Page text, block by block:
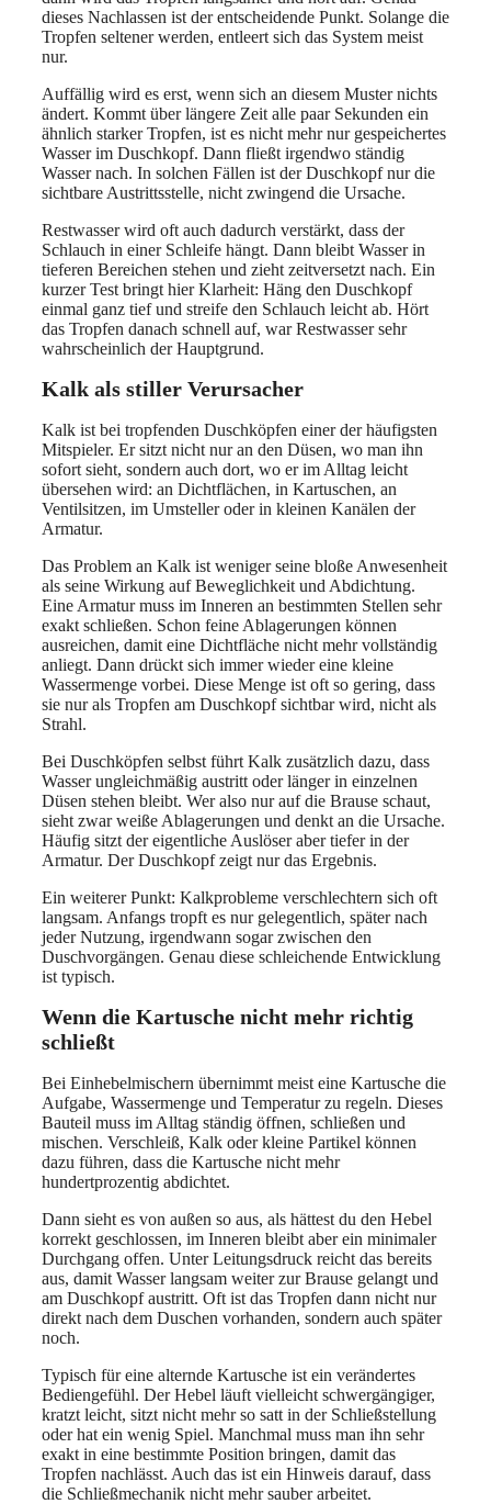
dieses Nachlassen ist der entscheidende Punkt. Solange die
Tropfen seltener werden, entleert sich das System meist
nur.
Auffällig wird es erst, wenn sich an diesem Muster nichts
ändert. Kommt über längere Zeit alle paar Sekunden ein
ähnlich starker Tropfen, ist es nicht mehr nur gespeichertes
Wasser im Duschkopf. Dann fließt irgendwo ständig
Wasser nach. In solchen Fällen ist der Duschkopf nur die
sichtbare Austrittsstelle, nicht zwingend die Ursache.
Restwasser wird oft auch dadurch verstärkt, dass der
Schlauch in einer Schleife hängt. Dann bleibt Wasser in
tieferen Bereichen stehen und zieht zeitversetzt nach. Ein
kurzer Test bringt hier Klarheit: Häng den Duschkopf
einmal ganz tief und streife den Schlauch leicht ab. Hört
das Tropfen danach schnell auf, war Restwasser sehr
wahrscheinlich der Hauptgrund.
Kalk als stiller Verursacher
Kalk ist bei tropfenden Duschköpfen einer der häufigsten
Mitspieler. Er sitzt nicht nur an den Düsen, wo man ihn
sofort sieht, sondern auch dort, wo er im Alltag leicht
übersehen wird: an Dichtflächen, in Kartuschen, an
Ventilsitzen, im Umsteller oder in kleinen Kanälen der
Armatur.
Das Problem an Kalk ist weniger seine bloße Anwesenheit
als seine Wirkung auf Beweglichkeit und Abdichtung.
Eine Armatur muss im Inneren an bestimmten Stellen sehr
exakt schließen. Schon feine Ablagerungen können
ausreichen, damit eine Dichtfläche nicht mehr vollständig
anliegt. Dann drückt sich immer wieder eine kleine
Wassermenge vorbei. Diese Menge ist oft so gering, dass
sie nur als Tropfen am Duschkopf sichtbar wird, nicht als
Strahl.
Bei Duschköpfen selbst führt Kalk zusätzlich dazu, dass
Wasser ungleichmäßig austritt oder länger in einzelnen
Düsen stehen bleibt. Wer also nur auf die Brause schaut,
sieht zwar weiße Ablagerungen und denkt an die Ursache.
Häufig sitzt der eigentliche Auslöser aber tiefer in der
Armatur. Der Duschkopf zeigt nur das Ergebnis.
Ein weiterer Punkt: Kalkprobleme verschlechtern sich oft
langsam. Anfangs tropft es nur gelegentlich, später nach
jeder Nutzung, irgendwann sogar zwischen den
Duschvorgängen. Genau diese schleichende Entwicklung
ist typisch.
Wenn die Kartusche nicht mehr richtig
schließt
Bei Einhebelmischern übernimmt meist eine Kartusche die
Aufgabe, Wassermenge und Temperatur zu regeln. Dieses
Bauteil muss im Alltag ständig öffnen, schließen und
mischen. Verschleiß, Kalk oder kleine Partikel können
dazu führen, dass die Kartusche nicht mehr
hundertprozentig abdichtet.
Dann sieht es von außen so aus, als hättest du den Hebel
korrekt geschlossen, im Inneren bleibt aber ein minimaler
Durchgang offen. Unter Leitungsdruck reicht das bereits
aus, damit Wasser langsam weiter zur Brause gelangt und
am Duschkopf austritt. Oft ist das Tropfen dann nicht nur
direkt nach dem Duschen vorhanden, sondern auch später
noch.
Typisch für eine alternde Kartusche ist ein verändertes
Bediengefühl. Der Hebel läuft vielleicht schwergängiger,
kratzt leicht, sitzt nicht mehr so satt in der Schließstellung
oder hat ein wenig Spiel. Manchmal muss man ihn sehr
exakt in eine bestimmte Position bringen, damit das
Tropfen nachlässt. Auch das ist ein Hinweis darauf, dass
die Schließmechanik nicht mehr sauber arbeitet.